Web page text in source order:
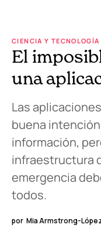
CIENCIA Y TECNOLOGÍA
El
una
Las
buena
información,
infraestructura
emergencia
todos.
por Mia Armstrong-